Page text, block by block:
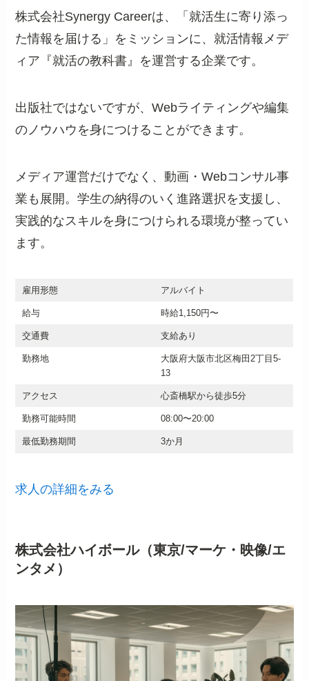
株式会社Synergy Careerは、「就活生に寄り添っ
た情報を届ける」をミッションに、就活情報メデ
ィア『就活の教科書』を運営する企業です。
出版社ではないですが、Webライティングや編集
のノウハウを身につけることができます。
メディア運営だけでなく、動画・Webコンサル事
業も展開。学生の納得のいく進路選択を支援し、
実践的なスキルを身につけられる環境が整ってい
ます。
雇用形態 アルバイト
給与 時給1,150円〜
交通費 支給あり
勤務地
大阪府大阪市北区梅田2丁目5-
13
アクセス 心斎橋駅から徒歩5分
勤務可能時間 08:00〜20:00
最低勤務期間 3か月
求人の詳細をみる
株式会社ハイボール（東京/マーケ・映像/エ
ンタメ）